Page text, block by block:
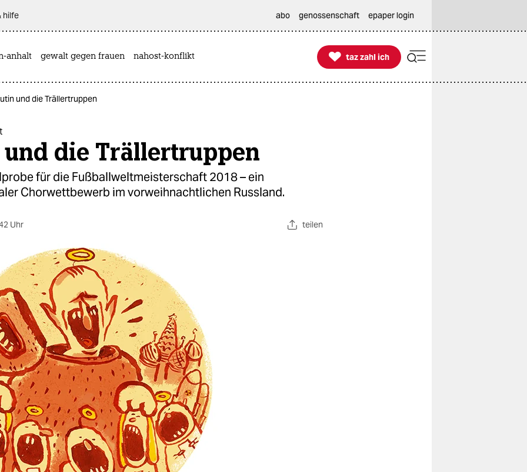
hilfe abo genossenschaft epaper login
anhalt gewalt gegen frauen nahost-konflikt 
taz zahl ich
taz zahl ich
und die Trällertruppen
die Trällertruppen
für die Fußballweltmeisterschaft 2018 – ein
Chorwettbewerb im vorweihnachtlichen Russland.
Uhr teilen